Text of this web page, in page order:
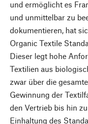
und ermöglicht es
und unmittelbar zu
dokumentieren, hat
Organic Textile
Dieser legt hohe
Textilien aus
zwar über die
Gewinnung der
den Vertrieb bis hin
Einhaltung des